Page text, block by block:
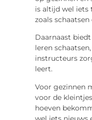
is altijd wel iets
zoals
Daarnaast
leren
instructeurs
leert.
Voor gezinnen
voor de
hoeven